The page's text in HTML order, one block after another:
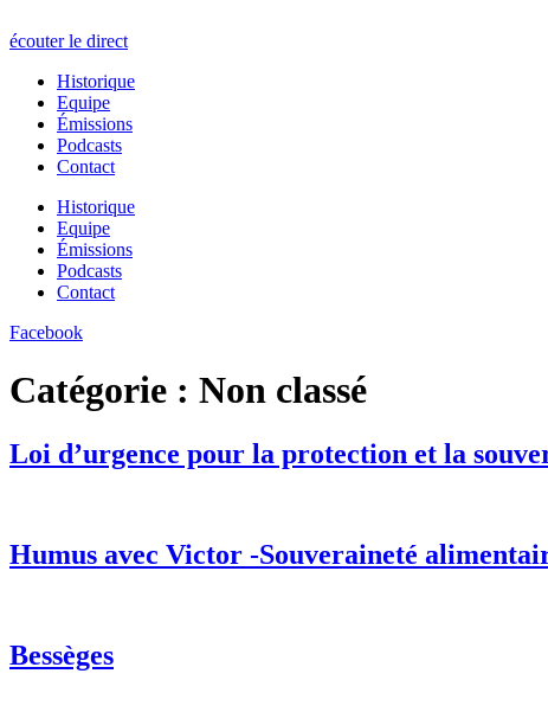
écouter le direct
Historique
Equipe
Émissions
Podcasts
Contact
Historique
Equipe
Émissions
Podcasts
Contact
Facebook
Catégorie : Non classé
Loi d’urgence pour la protection et la
Humus avec Victor -Souveraineté
Bessèges